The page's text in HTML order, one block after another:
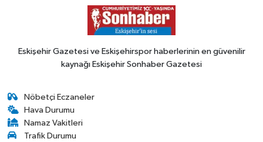
Eskişehir Gazetesi ve Eskişehirspor haberlerinin en güvenilir
kaynağı Eskişehir Sonhaber Gazetesi
Nöbetçi Eczaneler
Hava Durumu
Namaz Vakitleri
Trafik Durumu